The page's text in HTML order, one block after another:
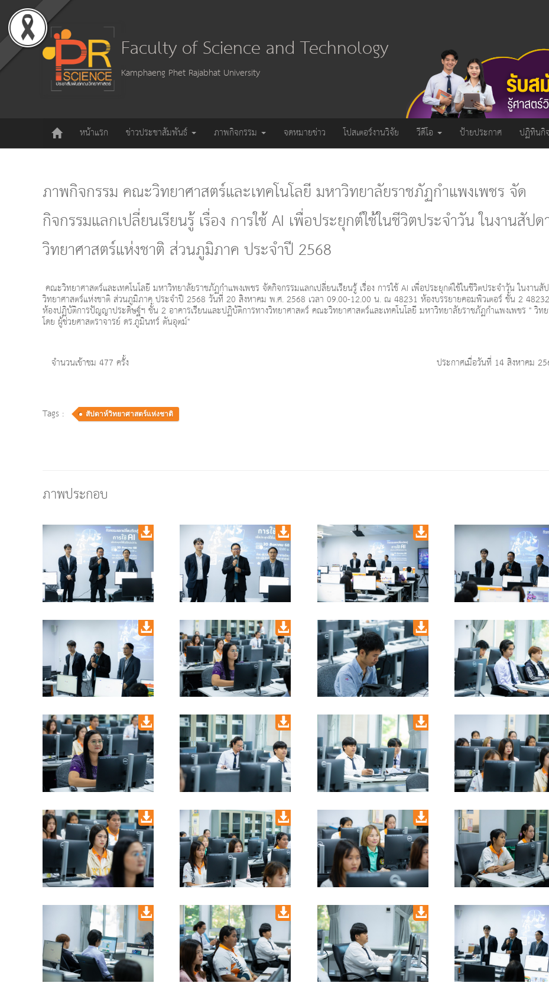
Faculty of Science and Technology
Kamphaeng Phet Rajabhat University
หน้าแรก ข่าวประชาสัมพันธ์ ภาพกิจกรรม จดหมายข่าว โปสเตอร์งานวิจัย วีดีโอ ป้ายประกาศ ปฏิทินกิ
ภาพกิจกรรม คณะวิทยาศาสตร์และเทคโนโลยี มหาวิทยาลัยราชภัฏกําแพงเพชร จัด
กิจกรรมแลกเปลี่ยนเรียนรู้ เรื่อง การใช้ AI เพื่อประยุกต์ใช้ในชีวิตประจำวัน ในงานสัป
วิทยาศาสตร์แห่งชาติ ส่วนภูมิภาค ประจำปี 2568
คณะวิทยาศาสตร์และเทคโนโลยี มหาวิทยาลัยราชภัฏกําแพงเพชร จัดกิจกรรมแลกเปลี่ยนเรียนรู้ เรื่อง การใช้ AI เพื่อประยุกต์ใช้ในชีวิตประจำวัน ในงานสั
วิทยาศาสตร์แห่งชาติ ส่วนภูมิภาค ประจำปี 2568 วันที่ 20 สิงหาคม พ.ศ. 2568 เวลา 09.00-12.00 น. ณ 48231 ห้องบรรยายคอมพิวเตอร์ ชั้น 2 48232
ห้องปฏิบัติการปัญญาประดิษฐ์ฯ ชั้น 2 อาคารเรียนและปฏิบัติการทางวิทยาศาสตร์ คณะวิทยาศาสตร์และเทคโนโลยี มหาวิทยาลัยราชภัฏกำแพงเพชร " วิท
โดย ผู้ช่วยศาสตราจารย์ ดร.ภูมินทร์ ตันอุตม์"
จำนวนเข้าชม 477 ครั้ง ประกาศเมื่อวันที่ 14 สิงหาคม
Tags : สัปดาห์วิทยาศาสตร์แห่งชาติ
ภาพประกอบ